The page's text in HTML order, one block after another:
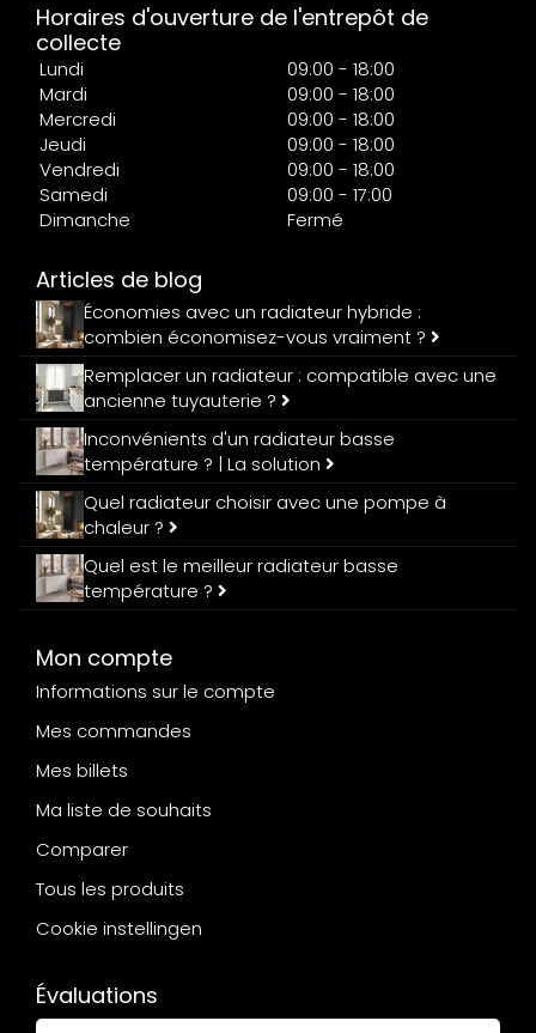
Horaires d'ouverture de l'entrepôt de
collecte
Lundi
09:00 - 18:00
Mardi
09:00 - 18:00
Mercredi
09:00 - 18:00
Jeudi
09:00 - 18:00
Vendredi
09:00 - 18:00
Samedi
09:00 - 17:00
Dimanche
Fermé
Articles de blog
Économies avec un radiateur hybride :
combien économisez-vous vraiment ?
Remplacer un radiateur : compatible avec une
ancienne tuyauterie ?
Inconvénients d'un radiateur basse
température ? | La solution
Quel radiateur choisir avec une pompe à
chaleur ?
Quel est le meilleur radiateur basse
température ?
Mon compte
Informations sur le compte
Mes commandes
Mes billets
Ma liste de souhaits
Comparer
Tous les produits
Cookie instellingen
Évaluations